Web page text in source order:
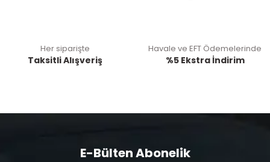
Her siparişte
Taksitli Alışveriş
Havale ve EFT Ödemelerinde
%5 Ekstra İndirim
E-Bülten Abonelik